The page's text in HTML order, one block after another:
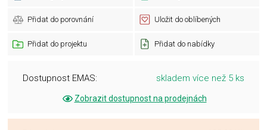
Přidat do porovnání Uložit do oblíbených
Přidat do projektu Přidat do nabídky
Dostupnost EMAS: skladem více než 5 ks
Zobrazit dostupnost na prodejnách